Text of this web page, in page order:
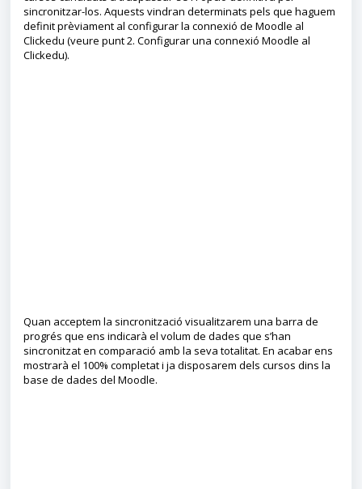
sincronitzar-los. Aquests vindran determinats pels que haguem
definit prèviament al configurar la connexió de Moodle al
Clickedu (veure punt 2. Configurar una connexió Moodle al
Clickedu).
Quan acceptem la sincronització visualitzarem una barra de
progrés que ens indicarà el volum de dades que s’han
sincronitzat en comparació amb la seva totalitat. En acabar ens
mostrarà el 100% completat i ja disposarem dels cursos dins la
base de dades del Moodle.